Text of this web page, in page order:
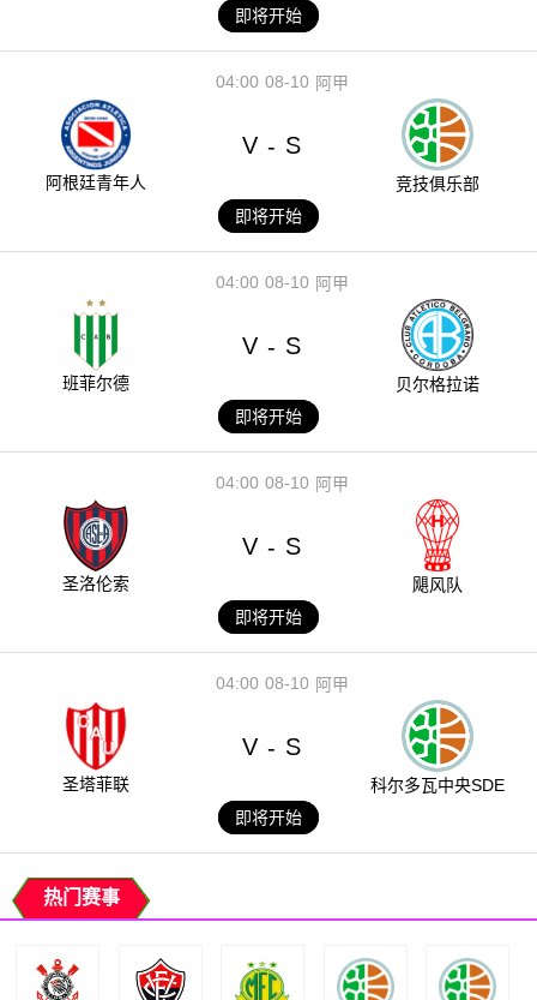
即将开始
08-10
04:00 阿甲
阿根廷青年人
V - S
竞技俱乐部
即将开始
08-10
04:00 阿甲
班菲尔德
V - S
贝尔格拉诺
即将开始
08-10
04:00 阿甲
圣洛伦索
V - S
飓风队
即将开始
08-10
04:00 阿甲
圣塔菲联
V - S
科尔多瓦中央SDE
即将开始
热门赛事